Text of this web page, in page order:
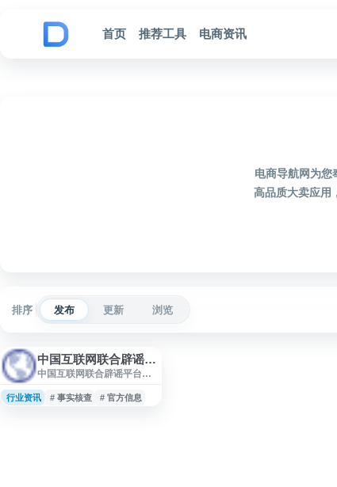
首页
推荐工具 电商资讯
电商导航网为您
高品质大卖应用
排序 发布 更新 浏览
中国互联网联合辟谣平台
中国互联网联合辟谣平台是
验的权威服务平台，提供谣
言线索举报入口、辟谣信息
行业资讯 # 事实核查 # 官方信息